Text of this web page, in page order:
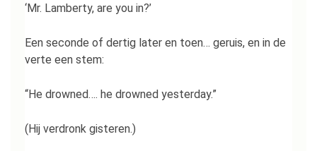
‘Mr. Lamberty, are you in?’
Een seconde of dertig later en toen… geruis, en in de
verte een stem:
“He drowned…. he drowned yesterday.”
(Hij verdronk gisteren.)